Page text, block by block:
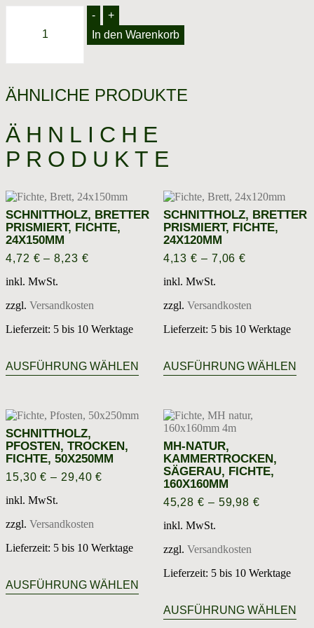
Schnittholz,
Latten
trocken,
stückweise,
Menge
-
+
In den Warenkorb
ÄHNLICHE PRODUKTE
ÄHNLICHE
PRODUKTE
SCHNITTHOLZ, BRETTER
PRISMIERT, FICHTE,
24X150MM
4,72 € –8,23 €
inkl. MwSt.
zzgl. Versandkosten
Lieferzeit: 5 bis 10 Werktage
AUSFÜHRUNG WÄHLEN
Produkt
weist
auf.
Optionen
können
Produktseite
gewählt
SCHNITTHOLZ, BRETTER
PRISMIERT, FICHTE,
24X120MM
4,13€ – 7,06€
inkl. MwSt.
zzgl. Versandkosten
Lieferzeit: 5 bis 10 Werktage
AUSFÜHRUNG WÄHLEN
SCHNITTHOLZ,
PFOSTEN, TROCKEN,
FICHTE, 50X250MM
15,30€ – 29,40€
inkl. MwSt.
zzgl. Versandkosten
Lieferzeit: 5 bis 10 Werktage
AUSFÜHRUNG WÄHLEN
Dieses
weist
mehrere
Varianten
MH-NATUR,
KAMMERTROCKEN,
SÄGERAU, FICHTE,
160X160MM
45,28€ – 59,98€
inkl. MwSt.
zzgl. Versandkosten
Lieferzeit: 5 bis 10 Werktage
AUSFÜHRUNG WÄHLEN